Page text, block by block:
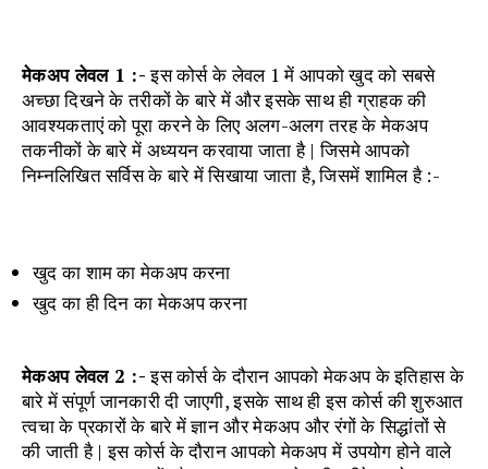
मेकअप लेवल 1 :-इस कोर्स के लेवल 1 में आपको खुद को सबसे
अच्छा दिखने के तरीकों के बारे में और इसके साथ ही ग्राहक की
आवश्यकताएं को पूरा करने के लिए अलग-अलग तरह के मेकअप
तकनीकों के बारे में अध्ययन करवाया जाता है | जिसमे आपको
निम्नलिखित सर्विस के बारे में सिखाया जाता है, जिसमें शामिल है :-
खुद का शाम का मेकअप करना
खुद का ही दिन का मेकअप करना
मेकअप लेवल 2 :-इस कोर्स के दौरान आपको मेकअप के इतिहास के
बारे में संपूर्ण जानकारी दी जाएगी, इसके साथ ही इस कोर्स की शुरुआत
त्वचा के प्रकारों के बारे में ज्ञान और मेकअप और रंगों के सिद्धांतों से
की जाती है | इस कोर्स के दौरान आपको मेकअप में उपयोग होने वाले